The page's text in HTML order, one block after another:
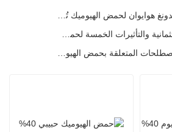
تعريف المصطلحات المتعلقة بحمض الهيوميك